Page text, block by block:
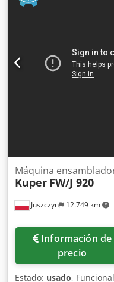
Juszczyn 12.749 km
Máquina
Kuper FW/J 920
Información de
precio
Estado: usado,